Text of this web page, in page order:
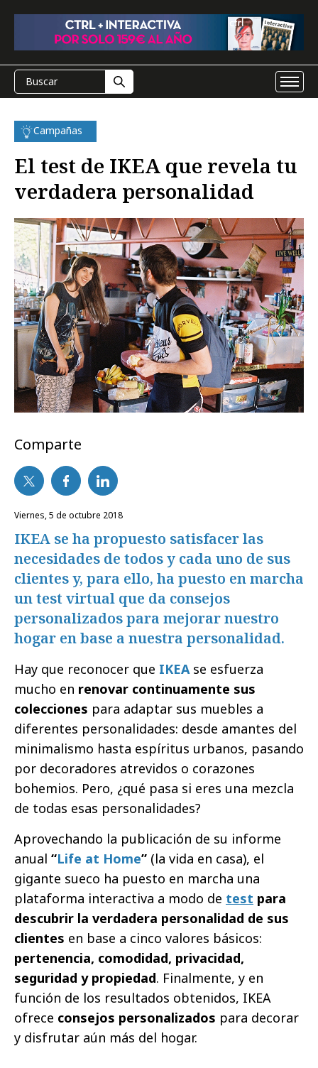
Campañas
El test de IKEA que revela tu
verdadera personalidad
Comparte
viernes, 5 de octubre 2018
IKEA se ha propuesto satisfacer las
necesidades de todos y cada uno de sus
clientes y, para ello, ha puesto en marcha
un test virtual que da consejos
personalizados para mejorar nuestro
hogar en base a nuestra personalidad.
Hay que reconocer que IKEAse esfuerza
mucho en renovar continuamente sus
colecciones para adaptar sus muebles a
diferentes personalidades: desde amantes del
minimalismo hasta espíritus urbanos, pasando
por decoradores atrevidos o corazones
bohemios. Pero, ¿qué pasa si eres una mezcla
de todas esas personalidades?
Aprovechando la publicación de su informe
anual “Life at Home” (la vida en casa), el
gigante sueco ha puesto en marcha una
plataforma interactiva a modo de test para
descubrir la verdadera personalidad de sus
clientes en base a cinco valores básicos:
pertenencia, comodidad, privacidad,
seguridad y propiedad. Finalmente, y en
función de los resultados obtenidos, IKEA
ofrece consejos personalizados para decorar
y disfrutar aún más del hogar.